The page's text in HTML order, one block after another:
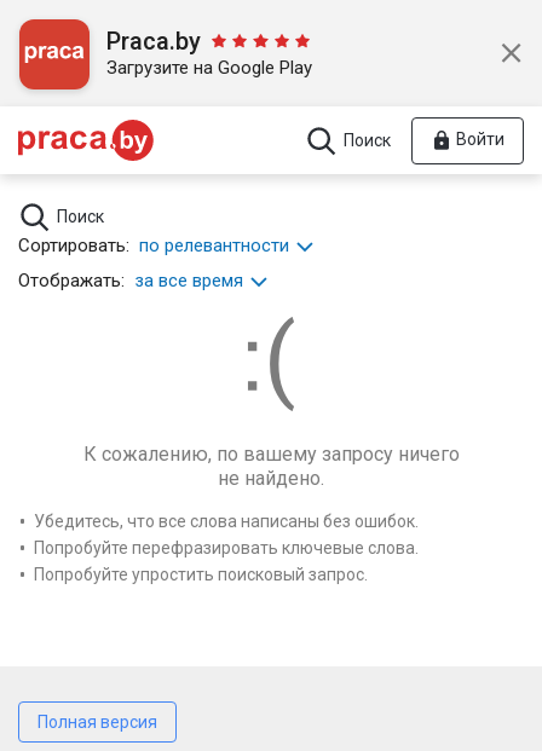
Praca.by
Загрузите на Google Play
Поиск Войти
Поиск
Сортировать: по релевантности
Отображать: за все время
К сожалению, по вашему запросу ничего
не найдено.
Убедитесь, что все слова написаны без ошибок.
Попробуйте перефразировать ключевые слова.
Попробуйте упростить поисковый запрос.
Полная версия